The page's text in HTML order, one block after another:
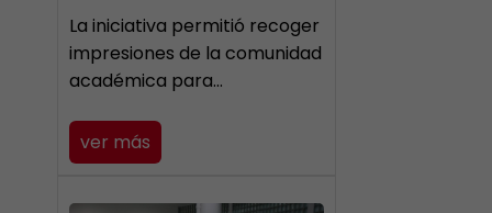
La iniciativa permitió recoger
impresiones de la comunidad
académica para…
ver más